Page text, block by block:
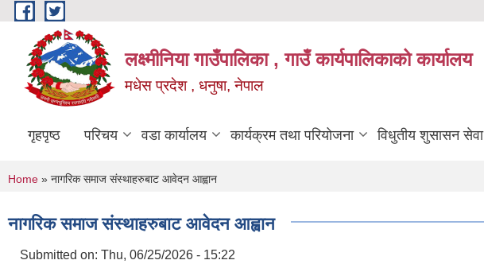
Skip to main content
लक्ष्मीनिया गाउँपालिका , गाउँ कार्यपालिकाको कार्यालय
मधेस प्रदेश , धनुषा, नेपाल
गृहपृष्ठ परिचय वडा कार्यालय कार्यक्रम तथा परियोजना विधुतीय शुसासन सेवा
You are here
Home » नागरिक समाज संस्थाहरुबाट आवेदन आह्वान
नागरिक समाज संस्थाहरुबाट आवेदन आह्वान
Submitted on: Thu, 06/25/2026 - 15:22